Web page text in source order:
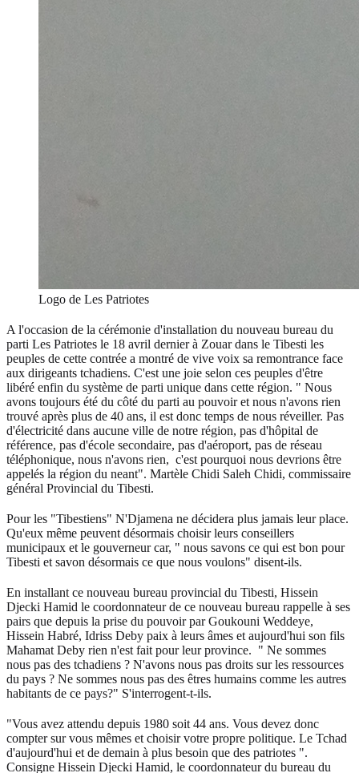
Logo de Les Patriotes
A l'occasion de la cérémonie d'installation du nouveau bureau du
parti Les Patriotes le 18 avril dernier à Zouar dans le Tibesti les
peuples de cette contrée a montré de vive voix sa remontrance face
aux dirigeants tchadiens. C'est une joie selon ces peuples d'être
libéré enfin du système de parti unique dans cette région. " Nous
avons toujours été du côté du parti au pouvoir et nous n'avons rien
trouvé après plus de 40 ans, il est donc temps de nous réveiller. Pas
d'électricité dans aucune ville de notre région, pas d'hôpital de
référence, pas d'école secondaire, pas d'aéroport, pas de réseau
téléphonique, nous n'avons rien, c'est pourquoi nous devrions être
appelés la région du neant". Martèle Chidi Saleh Chidi, commissaire
général Provincial du Tibesti.
Pour les "Tibestiens" N'Djamena ne décidera plus jamais leur place.
Qu'eux même peuvent désormais choisir leurs conseillers
municipaux et le gouverneur car, " nous savons ce qui est bon pour
Tibesti et savon désormais ce que nous voulons" disent-ils.
En installant ce nouveau bureau provincial du Tibesti, Hissein
Djecki Hamid le coordonnateur de ce nouveau bureau rappelle à ses
pairs que depuis la prise du pouvoir par Goukouni Weddeye,
Hissein Habré, Idriss Deby paix à leurs âmes et aujourd'hui son fils
Mahamat Deby rien n'est fait pour leur province. " Ne sommes
nous pas des tchadiens ? N'avons nous pas droits sur les ressources
du pays ? Ne sommes nous pas des êtres humains comme les autres
habitants de ce pays?" S'interrogent-t-ils.
"Vous avez attendu depuis 1980 soit 44 ans. Vous devez donc
compter sur vous mêmes et choisir votre propre politique. Le Tchad
d'aujourd'hui et de demain à plus besoin que des patriotes ".
Consigne Hissein Djecki Hamid, le coordonnateur du bureau du